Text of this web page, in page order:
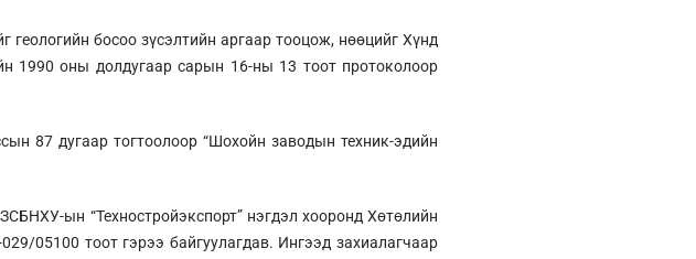
геологийн босоо зүсэлтийн аргаар тооцож, нөөцийг Хүнд
1990 оны долдугаар сарын 16-ны 13 тоот протоколоор
87 дугаар тогтоолоор “Шохойн заводын техник-эдийн
ын “Техностройэкспорт” нэгдэл хооронд Хөтөлийн
05100 тоот гэрээ байгуулагдав. Ингээд захиалагчаар